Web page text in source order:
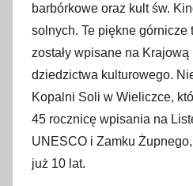
n
o
1
1
w
r
ś
barbórkowe oraz kult św.
solnych. Te piękne górnicze
zostały wpisane na
dziedzictwa kulturowego.
Kopalni Soli w Wieliczce,
45 rocznicę wpisania na
UNESCO i Zamku
już 10 lat.